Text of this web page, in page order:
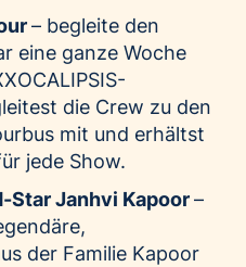
– begleite den
eine ganze Woche
die Crew zu den
mit und erhältst
jede Show.
Star Janhvi Kapoor–
der Familie Kapoor